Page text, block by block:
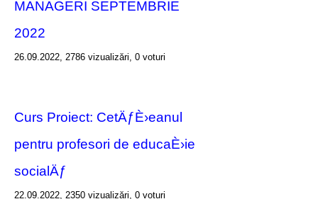
MANAGERI SEPTEMBRIE
2022
26.09.2022, 2786 vizualizări, 0 voturi
Curs Proiect: CetÄƒÈ›eanul
pentru profesori de educaÈ›ie
socialÄƒ
22.09.2022, 2350 vizualizări, 0 voturi